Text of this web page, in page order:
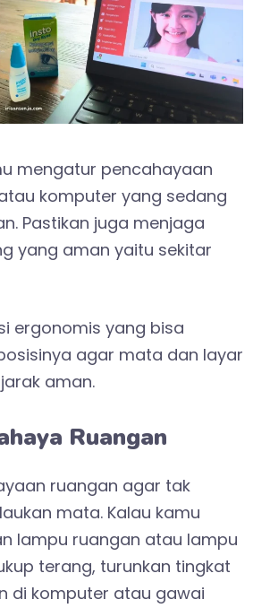
mengatur pencahayaan
komputer yang sedang
Pastikan juga menjaga
yang aman yaitu sekitar
ergonomis yang bisa
agar mata dan layar
aman.
Ruangan
ruangan agar tak
mata. Kalau kamu
lampu ruangan atau lampu
terang, turunkan tingkat
di komputer atau gawai